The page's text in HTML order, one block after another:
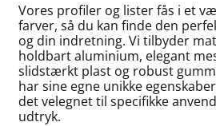
Vores profiler og lister fås i et
farver, så du kan finde den
og din indretning. Vi tilbyder
holdbart aluminium, elegant
slidstærkt plast og robust
har sine egne unikke
det velegnet til specifikke
udtryk.